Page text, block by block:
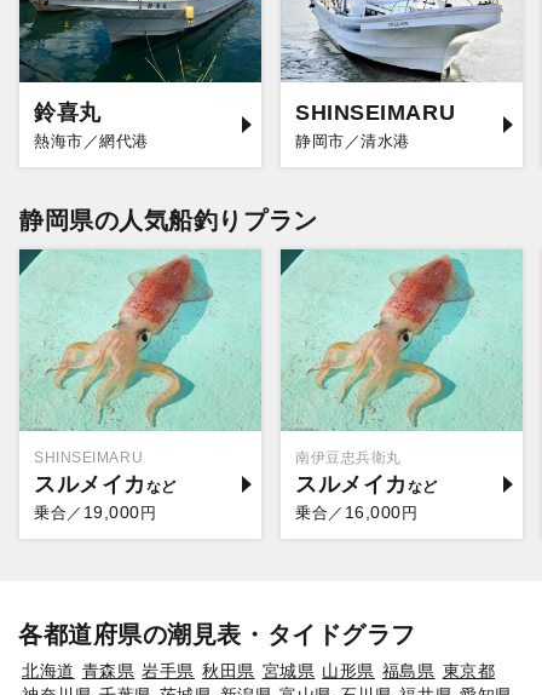
鈴喜丸
熱海市／網代港
SHINSEIMARU
静岡市／清水港
静岡県の人気船釣りプラン
SHINSEIMARU
スルメイカ
乗合／ 19,000円
南伊豆忠兵衛丸
スルメイカ
乗合／ 16,000円
各都道府県の潮見表・タイドグラフ
北海道 青森県 岩手県 秋田県 宮城県 山形県 福島県 東京都